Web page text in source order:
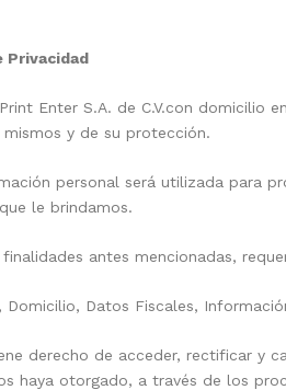
Privacidad
Enter S.A. de C.V.con domicilio
y de su protección.
personal será utilizada para
le brindamos.
finalidades antes mencionadas,
Domicilio, Datos Fiscales,
derecho de acceder, rectificar y
haya otorgado, a través de los